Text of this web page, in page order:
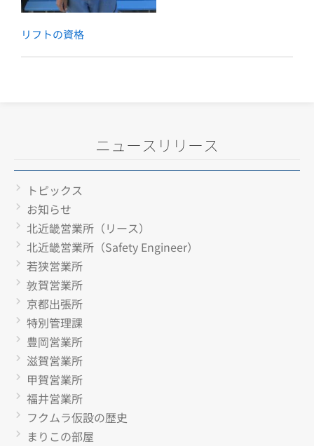
リフトの資格
ニュースリリース
トピックス
お知らせ
北近畿営業所（リース）
北近畿営業所（Safety Engineer）
若狭営業所
敦賀営業所
京都出張所
特別管理課
豊岡営業所
滋賀営業所
甲賀営業所
福井営業所
フクムラ仮設の歴史
まりこの部屋